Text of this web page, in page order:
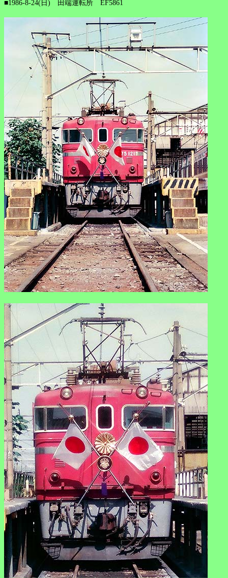
■1986-8-24(日) 田端運転所 EF5861